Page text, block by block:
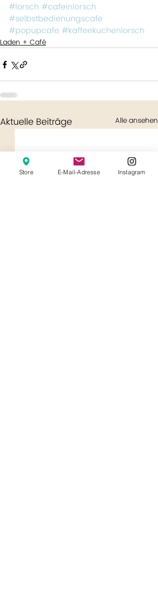
#lorsch #cafeinlorsch
#selbstbedienungscafe
#popupcafe #kaffeekuchenlorsch
Laden + Café
Aktuelle Beiträge Alle ansehen
Store E-Mail-Adresse Instagram